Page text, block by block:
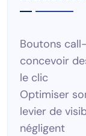
Boutons
concevoir
le clic
Optimiser
levier de
négligent